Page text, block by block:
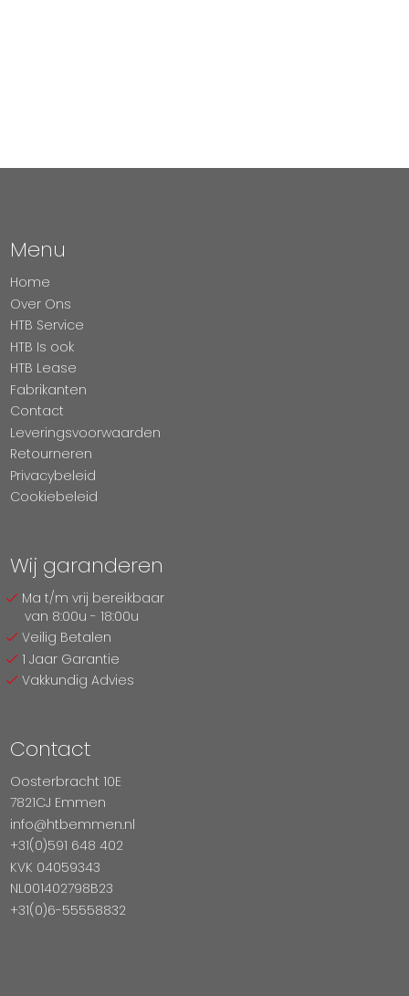
Menu
Home
Over Ons
HTB Service
HTB Is ook
HTB Lease
Fabrikanten
Contact
Leveringsvoorwaarden
Retourneren
Privacybeleid
Cookiebeleid
Wij garanderen
Ma t/m vrij bereikbaar
van 8:00u - 18:00u
Veilig Betalen
1 Jaar Garantie
Vakkundig Advies
Contact
Oosterbracht 10E
7821CJ Emmen
info@htbemmen.nl
+31(0)591 648 402
KVK 04059343
NL001402798B23
+31(0)6-55558832